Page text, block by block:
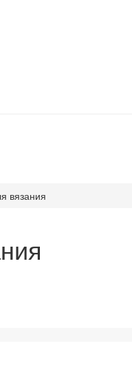
вязания